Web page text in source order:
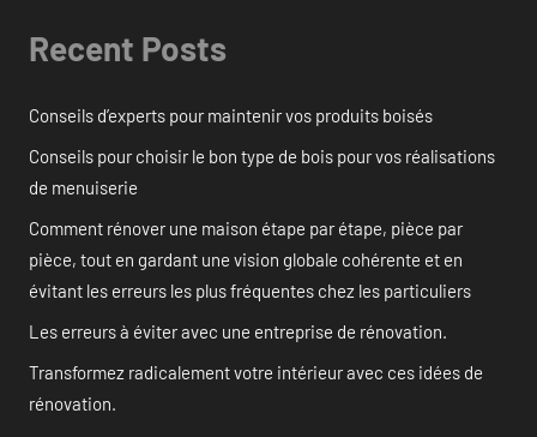
Recent Posts
Conseils d’experts pour maintenir vos produits boisés
Conseils pour choisir le bon type de bois pour vos réalisations
de menuiserie
Comment rénover une maison étape par étape, pièce par
pièce, tout en gardant une vision globale cohérente et en
évitant les erreurs les plus fréquentes chez les particuliers
Les erreurs à éviter avec une entreprise de rénovation.
Transformez radicalement votre intérieur avec ces idées de
rénovation.